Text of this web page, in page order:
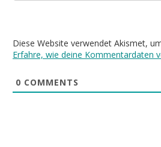
Diese Website verwendet Akismet,
Erfahre, wie deine Kommentardaten
0 COMMENTS